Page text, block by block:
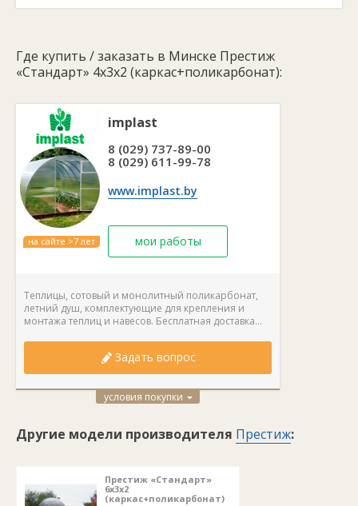
оцинкованной трубы устанавливается напрямую в грунт с
При соединении конструкции не использована сварка: все
Такой способ более надежен, т.к. некачественные сварные
швы могут давать трещины.
Повышению надежности уделено особое внимание:
увеличена длина соединений, угловые части усилены
диагональными трубами, для закрепления листов
использованы термошайбы и лента из оцинкованной стали, в
потолочной части установлены усилители, которые можно
использовать для подвязывания растений. Все это позволяет
теплице устоять под порывами ветра и тяжестью снега.
Где купить / заказать в Минске Престиж
«Стандарт» 4х3х2 (каркас+поликарбонат):
на сайте >7 лет
implast
8 (029) 737-89-00
8 (029) 611-99-78
www.implast.by
мои работы
Теплицы, сотовый и монолитный поликарбонат,
летний душ, комплектующие для крепления и
монтажа теплиц и навесов. Бесплатная доставка...
Задать вопрос
условия покупки
Другие модели производителя Престиж:
Престиж «Стандарт»
6х3х2
(каркас+поликарбонат)